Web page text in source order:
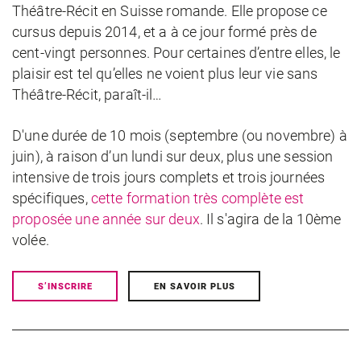
Théâtre-Récit en Suisse romande. Elle propose ce
cursus depuis 2014, et a à ce jour formé près de
cent-vingt personnes. Pour certaines d’entre elles, le
plaisir est tel qu’elles ne voient plus leur vie sans
Théâtre-Récit, paraît-il…
D'une durée de 10 mois (septembre (ou novembre) à
juin), à raison d’un lundi sur deux, plus une session
intensive de trois jours complets et trois journées
spécifiques, cette formation très complète est
proposée une année sur deux. Il s'agira de la 10ème
volée.
S’INSCRIRE EN SAVOIR PLUS